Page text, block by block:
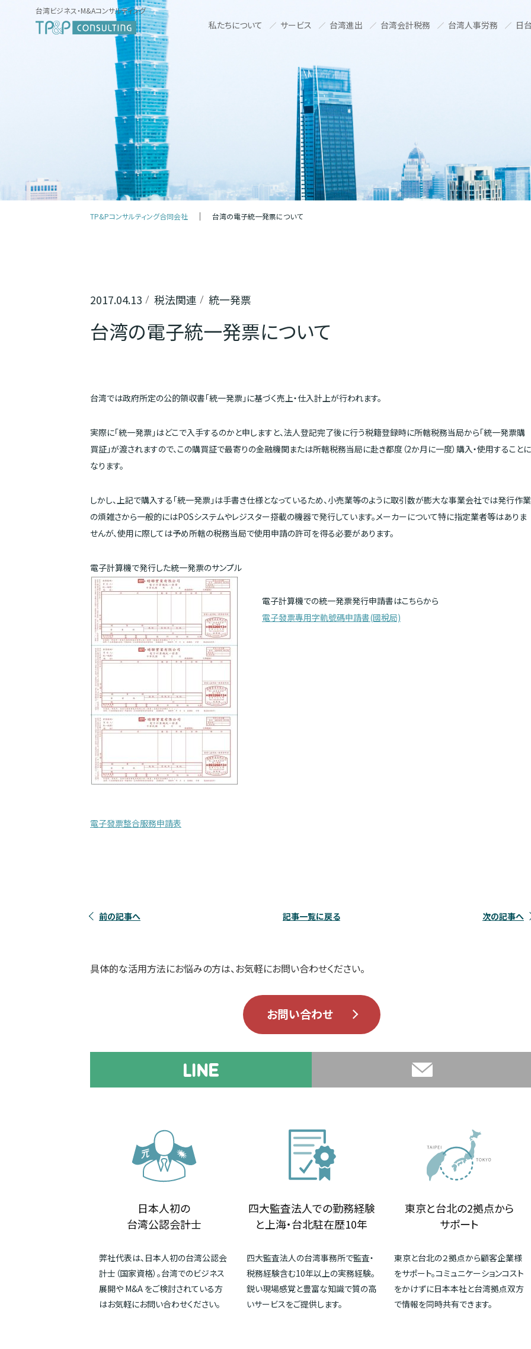
台湾ビジネス・M&Aコンサルティング
私たちについて サービス 台湾進出 台湾会計税務 台湾人事労務 日
TP&Pコンサルティング合同会社 台湾の電子統一発票について
2017.04.13 税法関連 統一発票
台湾の電子統一発票について
台湾では政府所定の公的領収書「統一発票」に基づく売上・仕入計上が行われます。
実際に「統一発票」はどこで入手するのかと申しますと、法人登記完了後に行う税籍登録時に所轄税務当局から「統一発票購
買証」が渡されますので、この購買証で最寄りの金融機関または所轄税務当局に赴き都度（2か月に一度）購入・使用することに
なります。
しかし、上記で購入する「統一発票」は手書き仕様となっているため、小売業等のように取引数が膨大な事業会社では発行作業
の煩雑さから一般的にはPOSシステムやレジスター搭載の機器で発行しています。メーカーについて特に指定業者等はありま
せんが、使用に際しては予め所轄の税務当局で使用申請の許可を得る必要があります。
電子計算機で発行した統一発票のサンプル
電子計算機での統一発票発行申請書はこちらから
電子發票專用字軌號碼申請書(國稅局)
電子發票整合服務申請表
前の記事へ 記事一覧に戻る 次の記事へ
具体的な活用方法にお悩みの方は、お気軽にお問い合わせください。
お問い合わせ
日本人初の
台湾公認会計士
弊社代表は、日本人初の台湾公認会
計士（国家資格）。台湾でのビジネス
展開や M&A をご検討されている方
はお気軽にお問い合わせください。
四大監査法人での勤務経験
と上海・台北駐在歴10年
四大監査法人の台湾事務所で監査・
税務経験含む10年以上の実務経験。
鋭い現場感覚と豊富な知識で質の高
いサービスをご提供します。
東京と台北の2拠点から
サポート
東京と台北の２拠点から顧客企業様
をサポート。コミュニケーションコスト
をかけずに日本本社と台湾拠点双方
で情報を同時共有できます。